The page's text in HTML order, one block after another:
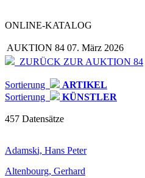
ONLINE-KATALOG
AUKTION 84 07. März 2026
ZURÜCK ZUR AUKTION 84
Sortierung
ARTIKEL
Sortierung
KÜNSTLER
457 Datensätze
Adamski, Hans Peter
Altenbourg, Gerhard